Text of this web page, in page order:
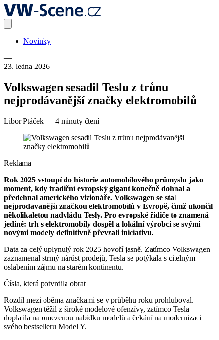
Novinky
—
23. ledna 2026
Volkswagen sesadil Teslu z trůnu
nejprodávanější značky elektromobilů
Libor Ptáček — 4 minuty čtení
Reklama
Rok 2025 vstoupí do historie automobilového průmyslu jako
moment, kdy tradiční evropský gigant konečně dohnal a
předehnal amerického vizionáře. Volkswagen se stal
nejprodávanější značkou elektromobilů v Evropě, čímž ukončil
několikaletou nadvládu Tesly. Pro evropské řidiče to znamená
jediné: trh s elektromobily dospěl a lokální výrobci se svými
novými modely definitivně převzali iniciativu.
Data za celý uplynulý rok 2025 hovoří jasně. Zatímco Volkswagen
zaznamenal strmý nárůst prodejů, Tesla se potýkala s citelným
oslabením zájmu na starém kontinentu.
Čísla, která potvrdila obrat
Rozdíl mezi oběma značkami se v průběhu roku prohluboval.
Volkswagen těžil z široké modelové ofenzívy, zatímco Tesla
doplatila na omezenou nabídku modelů a čekání na modernizaci
svého bestselleru Model Y.